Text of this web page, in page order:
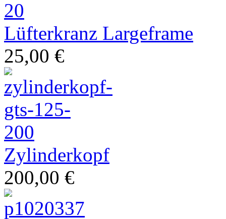
Ihr Spezialist für italienische Zweiräder
Restauration
Lüfterkranz Largeframe
25,00 €
Zylinderkopf
200,00 €